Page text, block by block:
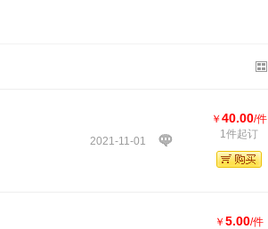
2021-11-01
￥ 40.00/件
1件起订
￥ 5.00/件